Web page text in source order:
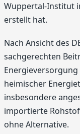
Wuppertal-Institut
erstellt hat.
Nach Ansicht des
sachgerechten
heimischer
insbesondere
importierte
ohne Alternative.